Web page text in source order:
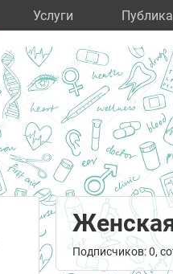
Услуги
Подписчиков: 0,